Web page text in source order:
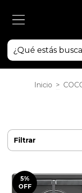
Inicio >
Filtrar
5%
OFF